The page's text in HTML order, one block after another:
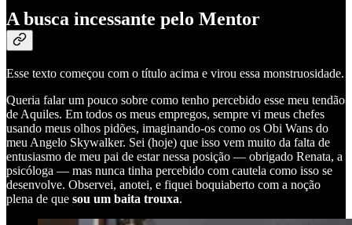
A busca incessante pelo Mentor
Esse texto começou com o título acima e virou essa monstruosidade.
Queria falar um pouco sobre como tenho percebido esse meu tendão
de Aquiles. Em todos os meus empregos, sempre vi meus chefes
usando meus olhos pidões, imaginando-os como os Obi Wans do
meu Angelo Skywalker. Sei (hoje) que isso vem muito da falta de
entusiasmo de meu pai de estar nessa posição — obrigado Renata, a
psicóloga — mas nunca tinha percebido com cautela como isso se
desenvolve. Observei, anotei, e fiquei boquiaberto com a noção
plena de que sou um baita trouxa.